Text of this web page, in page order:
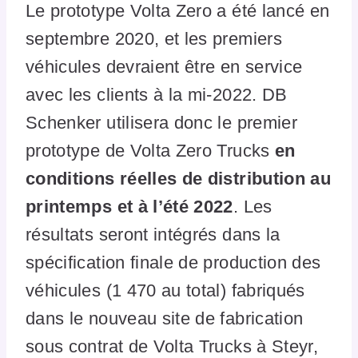
Le prototype Volta Zero a été lancé en
septembre 2020, et les premiers
véhicules devraient être en service
avec les clients à la mi-2022. DB
Schenker utilisera donc le premier
prototype de Volta Zero Trucks en
conditions réelles de distribution au
printemps et à l’été 2022. Les
résultats seront intégrés dans la
spécification finale de production des
véhicules (1 470 au total) fabriqués
dans le nouveau site de fabrication
sous contrat de Volta Trucks à Steyr,